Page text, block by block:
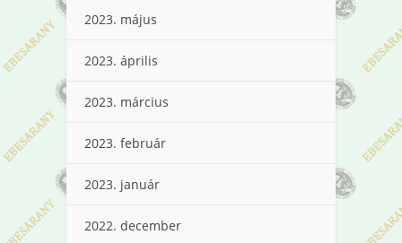
2023. május
2023. április
2023. március
2023. február
2023. január
2022. december